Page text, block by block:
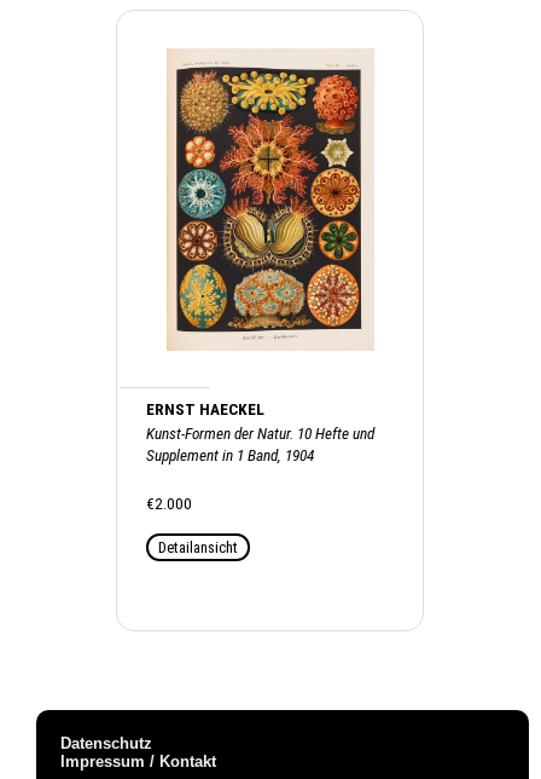
ERNST HAECKEL
Kunst-Formen der Natur. 10 Hefte und
Supplement in 1 Band, 1904
€2.000
Detailansicht
Datenschutz
Impressum / Kontakt